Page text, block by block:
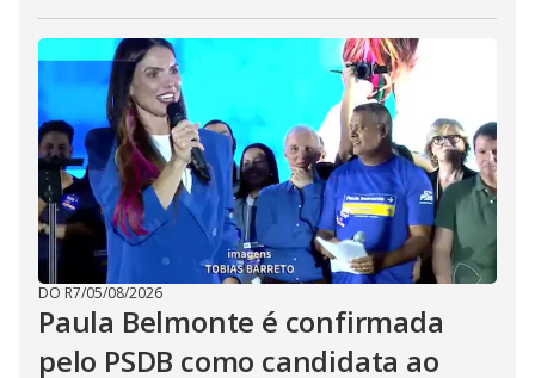
DO R7/05/08/2026
Paula Belmonte é confirmada
pelo PSDB como candidata ao